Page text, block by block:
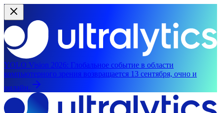
YOLO Vision 2026: Глобальное событие в области
компьютерного зрения возвращается 13 сентября, очно и
онлайн.